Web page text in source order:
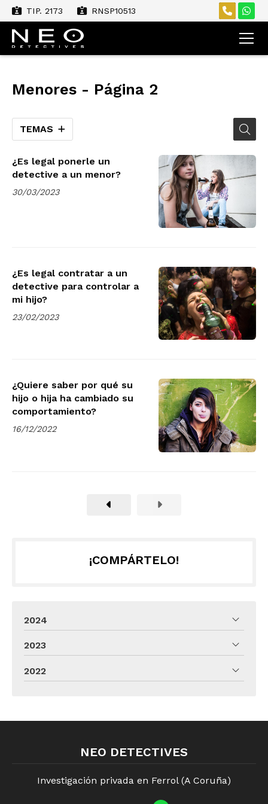
TIP. 2173 RNSP10513
Menores - Página 2
TEMAS
¿Es legal ponerle un
detective a un menor?
30/03/2023
¿Es legal contratar a un
detective para controlar a
mi hijo?
23/02/2023
¿Quiere saber por qué su
hijo o hija ha cambiado su
comportamiento?
16/12/2022
¡COMPÁRTELO!
2024
2023
2022
NEO DETECTIVES
Investigación privada en Ferrol (A Coruña)